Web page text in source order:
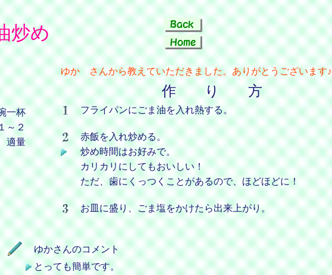
炒め
一杯
～２
適量
ゆか さんから教えていただきました。ありがとうございます♪
作 り 方
フライパンにごま油を入れ熱する。
赤飯を入れ炒める。
炒め時間はお好みで。
カリカリにしてもおいしい！
ただ、歯にくっつくことがあるので、ほどほどに！
お皿に盛り、ごま塩をかけたら出来上がり。
ゆかさんのコメント
とっても簡単です。